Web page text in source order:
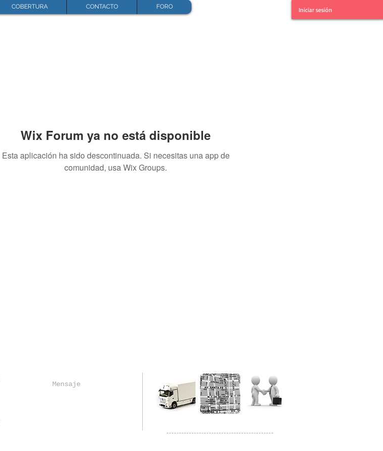
COBERTURA CONTACTO FORO Iniciar sesión
Wix Forum ya no está disponible
Esta aplicación ha sido descontinuada. Si necesitas una app de
comunidad, usa Wix Groups.